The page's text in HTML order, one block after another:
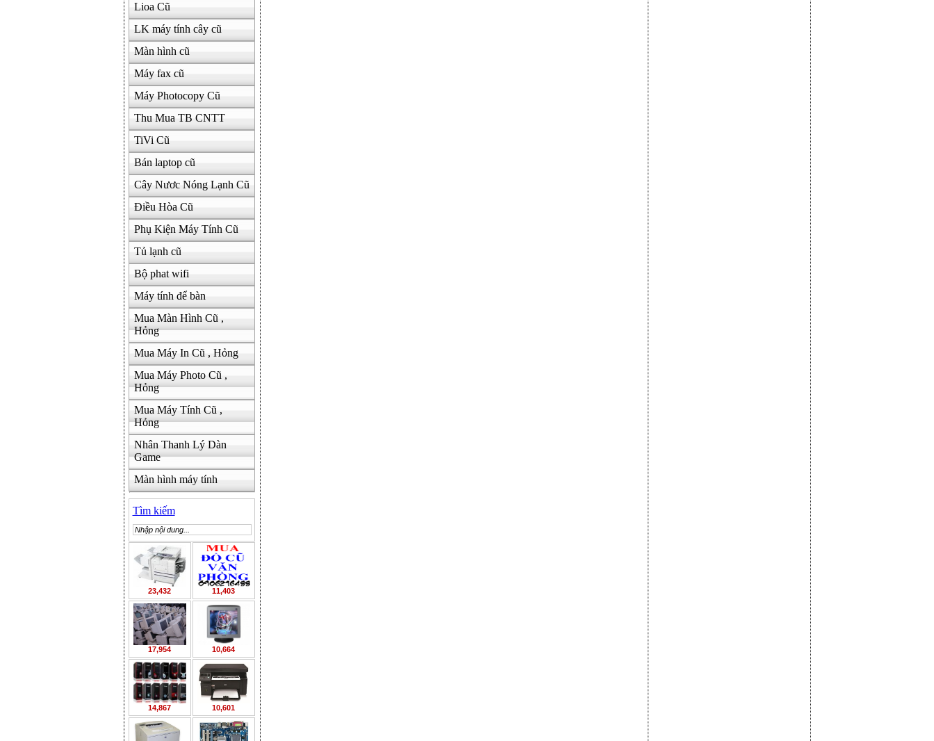
Lioa Cũ
LK máy tính cây cũ
Màn hình cũ
Máy fax cũ
Máy Photocopy Cũ
Thu Mua TB CNTT
TiVi Cũ
Bán laptop cũ
Cây Nươc Nóng Lạnh Cũ
Điều Hòa Cũ
Phụ Kiện Máy Tính Cũ
Tủ lạnh cũ
Bộ phat wifi
Máy tính để bàn
Mua Màn Hình Cũ ,
Hỏng
Mua Máy In Cũ , Hỏng
Mua Máy Photo Cũ ,
Hỏng
Mua Máy Tính Cũ ,
Hỏng
Nhân Thanh Lý Dàn
Game
Màn hình máy tính
Tìm kiếm
23,432 11,403
17,954 10,664
14,867 10,601